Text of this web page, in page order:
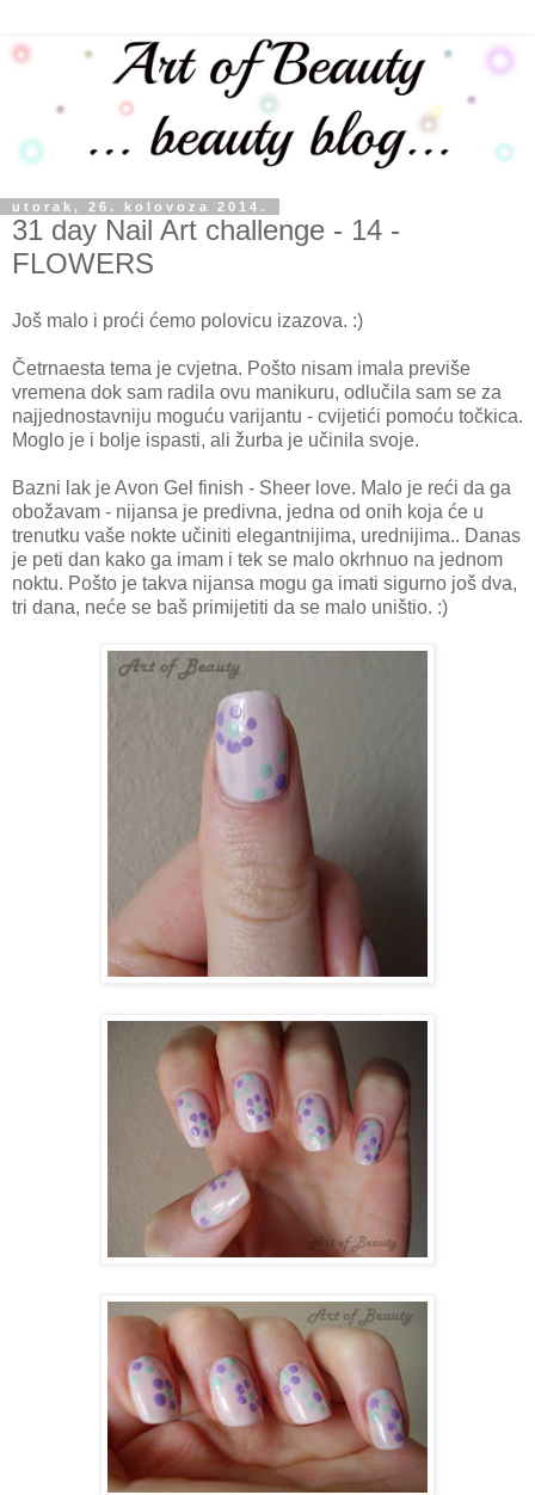
utorak, 26. kolovoza 2014.
31 day Nail Art challenge - 14 -
FLOWERS
Još malo i proći ćemo polovicu izazova. :)
Četrnaesta tema je cvjetna. Pošto nisam imala previše
vremena dok sam radila ovu manikuru, odlučila sam se za
najjednostavniju moguću varijantu - cvijetići pomoću točkica.
Moglo je i bolje ispasti, ali žurba je učinila svoje.
Bazni lak je Avon Gel finish - Sheer love. Malo je reći da ga
obožavam - nijansa je predivna, jedna od onih koja će u
trenutku vaše nokte učiniti elegantnijima, urednijima.. Danas
je peti dan kako ga imam i tek se malo okrhnuo na jednom
noktu. Pošto je takva nijansa mogu ga imati sigurno još dva,
tri dana, neće se baš primijetiti da se malo uništio. :)